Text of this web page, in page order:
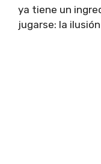
ya tiene un
jugarse: la